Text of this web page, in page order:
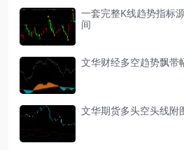
一套完整K线趋势指标
间
文华财经多空趋势飘带
文华期货多头空头线附